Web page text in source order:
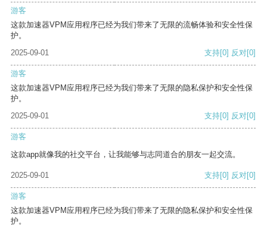
游客
这款加速器VPM应用程序已经为我们带来了无限的流畅体验和安全性保
护。
2025-09-01
支持[0] 反对[0]
游客
这款加速器VPM应用程序已经为我们带来了无限的隐私保护和安全性保
护。
2025-09-01
支持[0] 反对[0]
游客
这款app就像我的社交平台，让我能够与志同道合的朋友一起交流。
2025-09-01 支持[0] 反对[0]
游客
这款加速器VPM应用程序已经为我们带来了无限的隐私保护和安全性保
护。